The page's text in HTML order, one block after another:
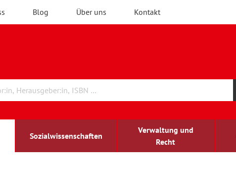
Blog Über uns Kontakt
Sozialwissenschaften
Verwaltung und
Recht